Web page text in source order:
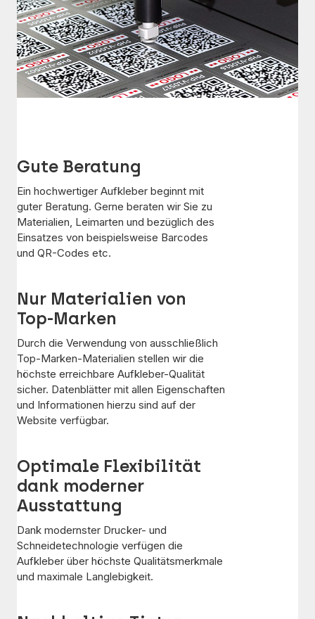
Gute Beratung
Ein hochwertiger Aufkleber beginnt mit
guter Beratung. Gerne beraten wir Sie zu
Materialien, Leimarten und bezüglich des
Einsatzes von beispielsweise Barcodes
und QR-Codes etc.
Nur Materialien von
Top-Marken
Durch die Verwendung von ausschließlich
Top-Marken-Materialien stellen wir die
höchste erreichbare Aufkleber-Qualität
sicher. Datenblätter mit allen Eigenschaften
und Informationen hierzu sind auf der
Website verfügbar.
Optimale Flexibilität
dank moderner
Ausstattung
Dank modernster Drucker- und
Schneidetechnologie verfügen die
Aufkleber über höchste Qualitätsmerkmale
und maximale Langlebigkeit.